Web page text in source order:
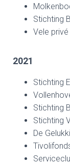
Stichting
Vele
2021
Stichting
Stichting
Stichting
De